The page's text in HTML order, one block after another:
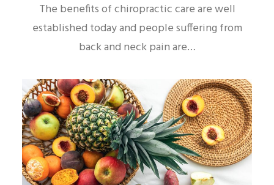
The benefits of chiropractic care are well
established today and people suffering from
back and neck pain are…